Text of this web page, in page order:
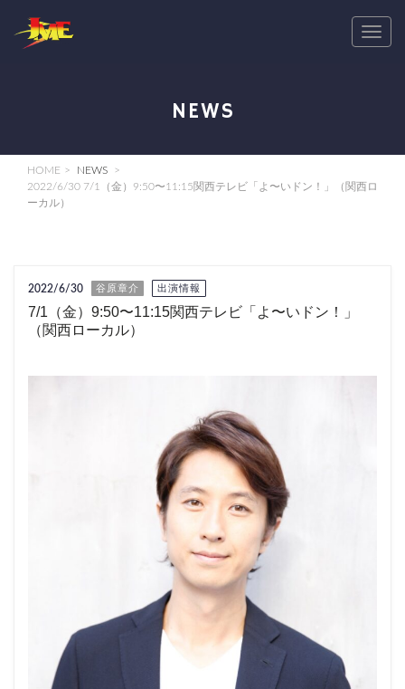
T
a
NEWS
HOME
NEWS
2022/6/30 7/1（金）9:50〜11:15関西テレビ「よ〜いドン！」（関西ロ
ーカル）
2022/6/30 谷原章介 出演情報
7/1（金）9:50〜11:15関西テレビ「よ〜いドン！」
（関西ローカル）